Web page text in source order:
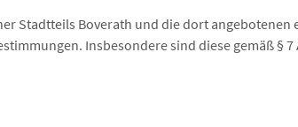
Stadtteils Boverath und die dort angebotenen
Insbesondere sind diese gemäß § 7